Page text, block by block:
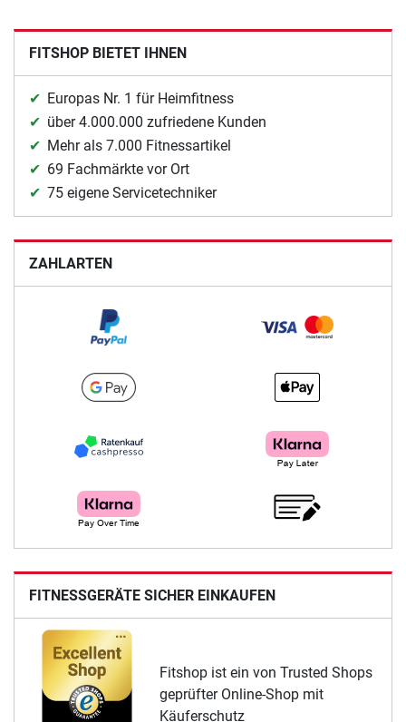
FITSHOP BIETET IHNEN
Europas Nr. 1 für Heimfitness
über 4.000.000 zufriedene Kunden
Mehr als 7.000 Fitnessartikel
69 Fachmärkte vor Ort
75 eigene Servicetechniker
ZAHLARTEN
FITNESSGERÄTE SICHER EINKAUFEN
Fitshop ist ein von Trusted Shops
geprüfter Online-Shop mit
Käuferschutz